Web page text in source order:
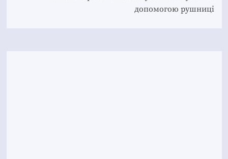
допомогою рушниці